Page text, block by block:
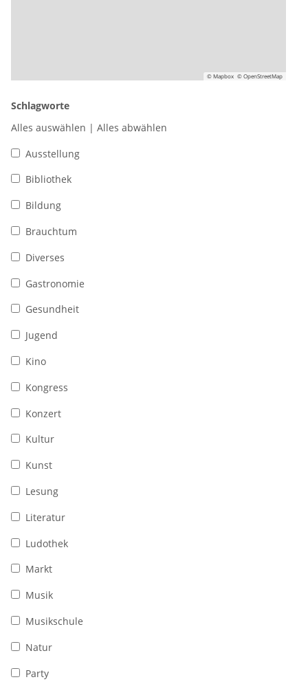
© Mapbox © OpenStreetMap
Schlagworte
Alles auswählen | Alles abwählen
Ausstellung
Bibliothek
Bildung
Brauchtum
Diverses
Gastronomie
Gesundheit
Jugend
Kino
Kongress
Konzert
Kultur
Kunst
Lesung
Literatur
Ludothek
Markt
Musik
Musikschule
Natur
Party